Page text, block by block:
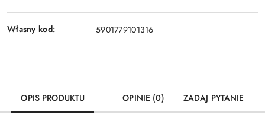
Własny kod: 5901779101316
OPIS PRODUKTU OPINIE (0) ZADAJ PYTANIE